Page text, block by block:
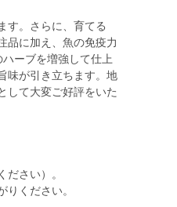
す。さらに、育てる
品に加え、魚の免疫力
ーブを増強して仕上
味が引き立ちます。地
して大変ご好評をいた
さい）。
ください。